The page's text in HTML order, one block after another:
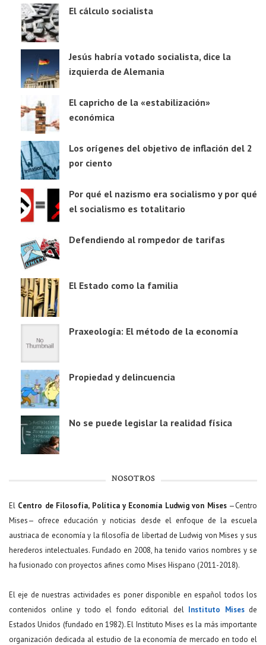
El cálculo socialista
Jesús habría votado socialista, dice la
izquierda de Alemania
El capricho de la «estabilización»
económica
Los orígenes del objetivo de inflación del 2
por ciento
Por qué el nazismo era socialismo y por qué
el socialismo es totalitario
Defendiendo al rompedor de tarifas
El Estado como la familia
Praxeología: El método de la economía
Propiedad y delincuencia
No se puede legislar la realidad física
NOSOTROS
El Centro de Filosofía, Política y Economía Ludwig von Mises—Centro
Mises— ofrece educación y noticias desde el enfoque de la escuela
austriaca de economía y la filosofía de libertad de Ludwig von Mises y sus
herederos intelectuales. Fundado en 2008, ha tenido varios nombres y se
ha fusionado con proyectos afines como Mises Hispano (2011-2018).
El eje de nuestras actividades es poner disponible en español todos los
contenidos online y todo el fondo editorial del Instituto Misesde
Estados Unidos (fundado en 1982). El Instituto Mises es la más importante
organización dedicada al estudio de la economía de mercado en todo el